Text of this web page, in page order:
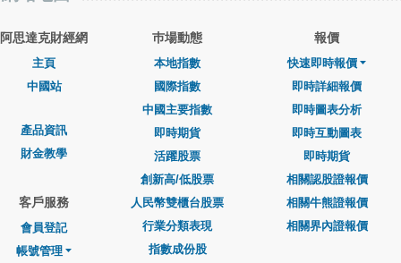
阿思達克財經網
主頁
中國站
產品資訊
財金教學
客戶服務
會員登記
帳號管理
巿場動態
本地指數
國際指數
中國主要指數
即時期貨
活躍股票
創新高/低股票
人民幣雙櫃台股票
行業分類表現
指數成份股
報價
快速即時報價
即時詳細報價
即時圖表分析
即時互動圖表
即時期貨
相關認股證報價
相關牛熊證報價
相關界內證報價